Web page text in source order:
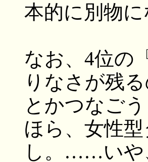
本的に別物
なお、4位の
りなさが残
とかつなご
ほら、女性
し。……いや